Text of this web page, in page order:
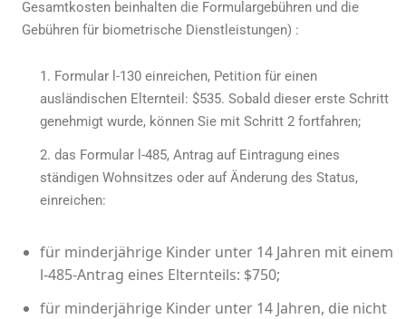
Gesamtkosten beinhalten die Formulargebühren und die
Gebühren für biometrische Dienstleistungen) :
Formular l-130 einreichen, Petition für einen
ausländischen Elternteil: $535. Sobald dieser erste Schritt
genehmigt wurde, können Sie mit Schritt 2 fortfahren;
das Formular l-485, Antrag auf Eintragung eines
ständigen Wohnsitzes oder auf Änderung des Status,
einreichen:
für minderjährige Kinder unter 14 Jahren mit einem
l-485-Antrag eines Elternteils: $750;
für minderjährige Kinder unter 14 Jahren, die nicht